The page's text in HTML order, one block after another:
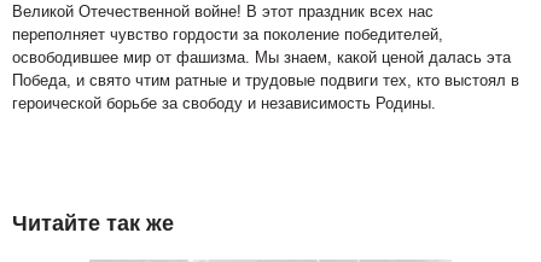
Великой Отечественной войне! В этот праздник всех нас
переполняет чувство гордости за поколение победителей,
освободившее мир от фашизма. Мы знаем, какой ценой далась эта
Победа, и свято чтим ратные и трудовые подвиги тех, кто выстоял в
героической борьбе за свободу и независимость Родины.
Читайте так же